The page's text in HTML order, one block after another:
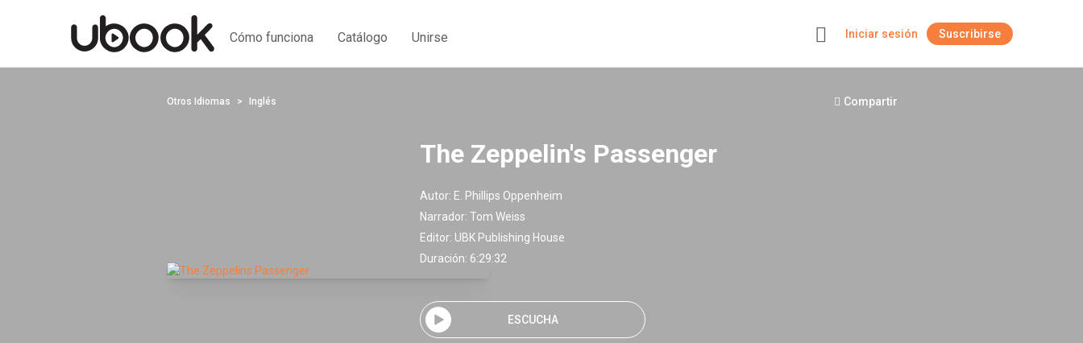
Cómo funciona Catálogo Unirse Iniciar sesión Suscribirse
Otros Idiomas Inglés Compartir
The Zeppelin's Passenger
Autor: E. Phillips Oppenheim
Narrador: Tom Weiss
Editor: UBK Publishing House
Duración: 6:29:32
ESCUCHA